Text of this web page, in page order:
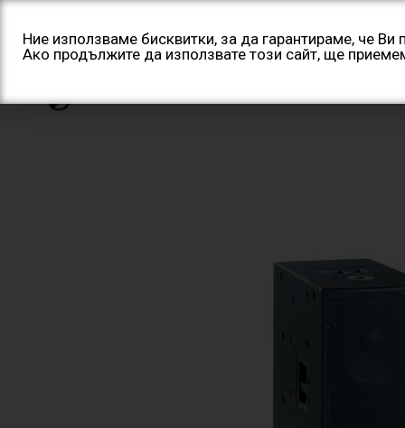
content
Начало
Ние използваме бисквитки, за да гарантираме, че
Ако продължите да използвате този сайт, ще